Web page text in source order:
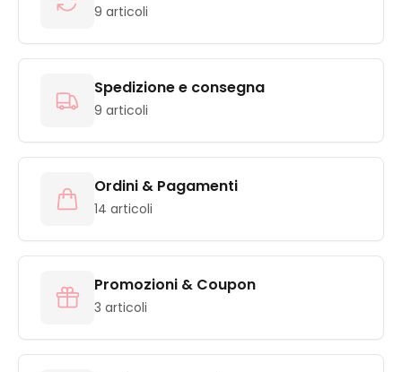
9 articoli
Spedizione e consegna
9 articoli
Ordini & Pagamenti
14 articoli
Promozioni & Coupon
3 articoli